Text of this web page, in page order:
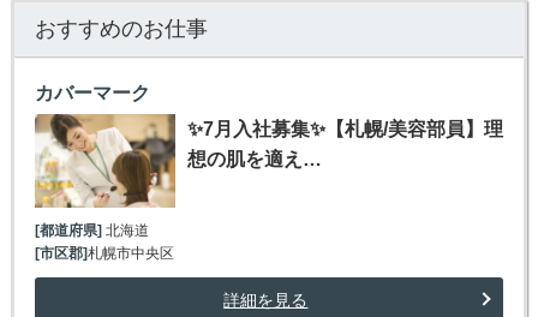
おすすめのお仕事
カバーマーク
✨7月入社募集✨【札幌/美容部員】理
想の肌を適え…
[都道府県]北海道
[市区郡]札幌市中央区
詳細を見る